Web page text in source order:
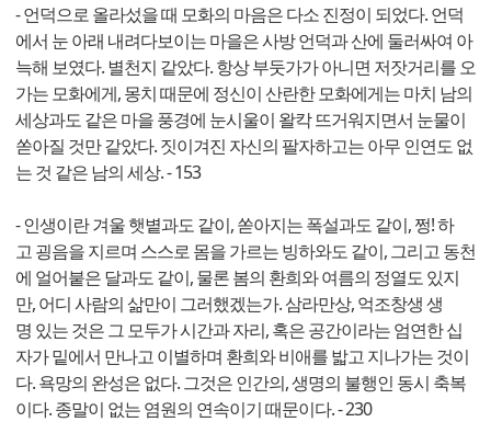
- 언덕으로 올라섰을 때 모화의 마음은 다소 진정이 되었다. 언덕
에서 눈 아래 내려다보이는 마을은 사방 언덕과 산에 둘러싸여 아
늑해 보였다. 별천지 같았다. 항상 부둣가가 아니면 저잣거리를 오
가는 모화에게, 몽치 때문에 정신이 산란한 모화에게는 마치 남의
세상과도 같은 마을 풍경에 눈시울이 왈칵 뜨거워지면서 눈물이
쏟아질 것만 같았다. 짓이겨진 자신의 팔자하고는 아무 인연도 없
는 것 같은 남의 세상. - 153
- 인생이란 겨울 햇볕과도 같이, 쏟아지는 폭설과도 같이, 쩡! 하
고 굉음을 지르며 스스로 몸을 가르는 빙하와도 같이, 그리고 동천
에 얼어붙은 달과도 같이, 물론 봄의 환희와 여름의 정열도 있지
만, 어디 사람의 삶만이 그러했겠는가. 삼라만상, 억조창생 생
명 있는 것은 그 모두가 시간과 자리, 혹은 공간이라는 엄연한 십
자가 밑에서 만나고 이별하며 환희와 비애를 밟고 지나가는 것이
다. 욕망의 완성은 없다. 그것은 인간의, 생명의 불행인 동시 축복
이다. 종말이 없는 염원의 연속이기 때문이다. - 230